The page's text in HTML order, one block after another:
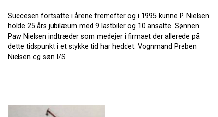
Succesen fortsatte i årene fremefter og i 1995 kunne P. Nielsen
holde 25 års jubilæum med 9 lastbiler og 10 ansatte. Sønnen
Paw Nielsen indtræder som medejer i firmaet der allerede på
dette tidspunkt i et stykke tid har heddet: Vognmand Preben
Nielsen og søn I/S